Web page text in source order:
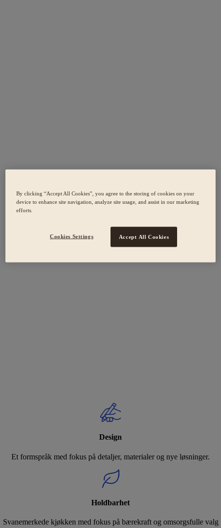
Design
Et formspråk med fokus på detaljer, materialer og nye løsninger.
Holdbarhet
Svanemerkede kjøkken med fokus på bærekraft og omsorgsfulle valg
By clicking “Accept All Cookies”, you agree to the storing of cookies on your
device to enhance site navigation, analyze site usage, and assist in our marketing
efforts.
Cookies Settings Accept All Cookies